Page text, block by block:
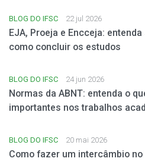
BLOG DO IFSC 22 jul 2026
EJA, Proeja e Encceja:
como concluir os estudos
BLOG DO IFSC 24 jun 2026
Normas da ABNT: entenda o
importantes nos trabalhos
BLOG DO IFSC 20 mai 2026
Como fazer um intercâmbio no